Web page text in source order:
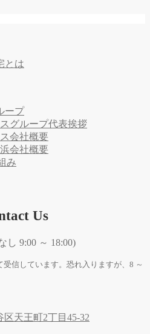
とは
ープ
グループ代表挨拶
会社概要
会社概要
み
Us
し 9:00 ～ 18:00)
信しています。恐れ入りますが、8 ～
天王町2丁目45-32